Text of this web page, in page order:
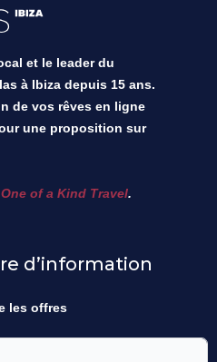
et le leader du
à Ibiza depuis 15 ans.
de vos rêves en ligne
une proposition sur
One of a Kind Travel.
d’information
les offres